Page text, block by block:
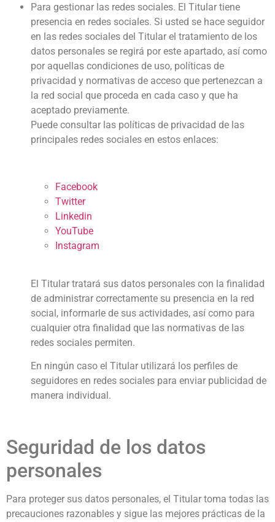
Para gestionar las redes sociales. El Titular tiene
presencia en redes sociales. Si usted se hace seguidor
en las redes sociales del Titular el tratamiento de los
datos personales se regirá por este apartado, así como
por aquellas condiciones de uso, políticas de
privacidad y normativas de acceso que pertenezcan a
la red social que proceda en cada caso y que ha
aceptado previamente.
Puede consultar las políticas de privacidad de las
principales redes sociales en estos enlaces:
Facebook
Twitter
Linkedin
YouTube
Instagram
El Titular tratará sus datos personales con la finalidad
de administrar correctamente su presencia en la red
social, informarle de sus actividades, así como para
cualquier otra finalidad que las normativas de las
redes sociales permiten.
En ningún caso el Titular utilizará los perfiles de
seguidores en redes sociales para enviar publicidad de
manera individual.
Seguridad de los datos
personales
Para proteger sus datos personales, el Titular toma todas las
precauciones razonables y sigue las mejores prácticas de la